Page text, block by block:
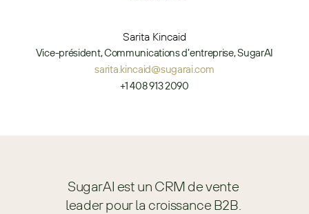
Sarita Kincaid
Vice-président, Communications d’entreprise, SugarAI
sarita.kincaid@sugarai.com
+1 408 913 2090
SugarAI est un CRM de vente
leader pour la croissance B2B.